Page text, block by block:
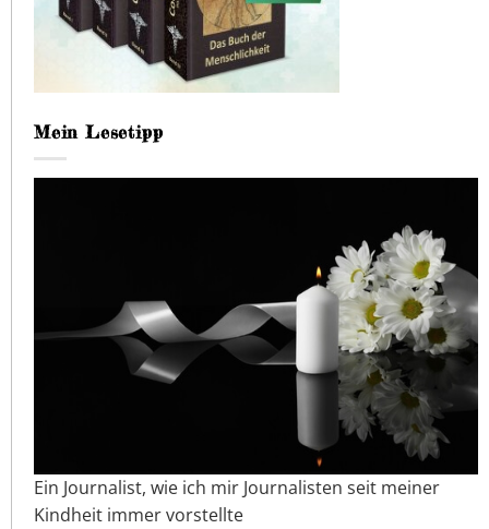
Mein Lesetipp
Ein Journalist, wie ich mir Journalisten seit meiner
Kindheit immer vorstellte